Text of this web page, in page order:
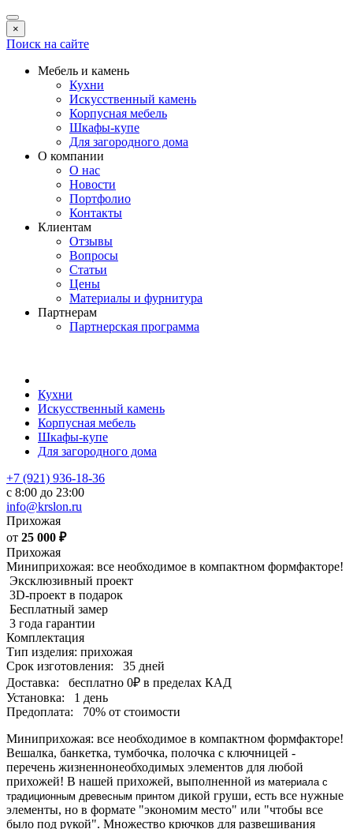
×
Поиск на сайте
Мебель и камень
Кухни
Искусственный камень
Корпусная мебель
Шкафы-купе
Для загородного дома
О компании
О нас
Новости
Портфолио
Контакты
Клиентам
Отзывы
Вопросы
Статьи
Цены
Материалы и фурнитура
Партнерам
Партнерская программа
Кухни
Искусственный камень
Корпусная мебель
Шкафы-купе
Для загородного дома
+7 (921) 936-18-36
с 8:00 до 23:00
info@krslon.ru
Прихожая
от 25 000 ₽
Прихожая
Миниприхожая: все необходимое в компактном формфакторе!
Эксклюзивный проект
3D-проект в подарок
Бесплатный замер
3 года гарантии
Комплектация
Тип изделия: прихожая
Срок изготовления:
35 дней
Доставка:
бесплатно 0₽ в пределах КАД
Установка:
1 день
Предоплата:
70% от стоимости
Миниприхожая: все необходимое в компактном формфакторе!
Вешалка, банкетка, тумбочка, полочка с ключницей -
перечень жизненнонеобходимых элементов для любой
прихожей! В нашей прихожей, выполненной из материала с
традиционным древесным принтом дикой груши, есть все нужные
элементы, но в формате "экономим место" или "чтобы все
было под рукой". Множество крючков для развешивания